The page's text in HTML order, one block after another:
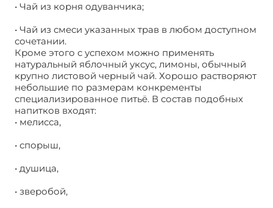
• Чай из корня одуванчика;
• Чай из смеси указанных трав в любом доступном
сочетании.
Кроме этого с успехом можно применять
натуральный яблочный уксус, лимоны, обычный
крупно листовой черный чай. Хорошо растворяют
небольшие по размерам конкременты
специализированное питьё. В состав подобных
напитков входят:
• мелисса,
• спорыш,
• душица,
• зверобой,